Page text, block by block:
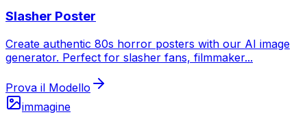
Slasher Poster
Create authentic 80s horror posters with our AI image
generator. Perfect for slasher fans, filmmaker...
Prova il Modello
immagine